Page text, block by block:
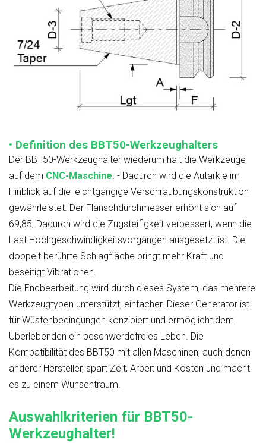
• Definition des BBT50-Werkzeughalters
Der BBT50-Werkzeughalter wiederum hält die Werkzeuge
auf dem CNC-Maschine. - Dadurch wird die Autarkie im
Hinblick auf die leichtgängige Verschraubungskonstruktion
gewährleistet. Der Flanschdurchmesser erhöht sich auf
69,85; Dadurch wird die Zugsteifigkeit verbessert, wenn die
Last Hochgeschwindigkeitsvorgängen ausgesetzt ist. Die
doppelt berührte Schlagfläche bringt mehr Kraft und
beseitigt Vibrationen.
Die Endbearbeitung wird durch dieses System, das mehrere
Werkzeugtypen unterstützt, einfacher. Dieser Generator ist
für Wüstenbedingungen konzipiert und ermöglicht dem
Überlebenden ein beschwerdefreies Leben. Die
Kompatibilität des BBT50 mit allen Maschinen, auch denen
anderer Hersteller, spart Zeit, Arbeit und Kosten und macht
es zu einem Wunschtraum.
Auswahlkriterien für BBT50-
Werkzeughalter!